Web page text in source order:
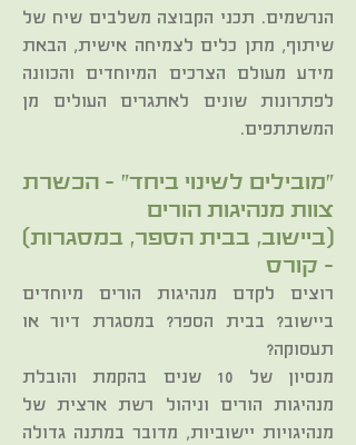
הנרשמים. תכני הקבוצה משלבים שיח של
שיתוף, מתן כלים לצמיחה אישית, הבאת
מידע מעולם הצרכים המיוחדים והכוונה
לפתרונות שונים לאתגרים העולים מן
המשתתפים.
"מובילים לשינוי ביחד" - הכשרת
צוות מנהיגות הורים
(ביישוב, בבית הספר, במסגרות)
– קורס
רוצים לקדם מנהיגות הורים מיוחדים
ביישוב? בבית הספר? במסגרת דיור או
תעסוקה?
מנסיון של 10 שנים בהקמת והובלת
מנהיגות הורים וניהול רשת ארצית של
מנהיגויות יישוביות, מדובר במתנה גדולה